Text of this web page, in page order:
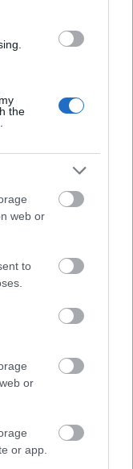
the
web or
to
or
or app.
tovább
ez nem
fontosabb,
tovább